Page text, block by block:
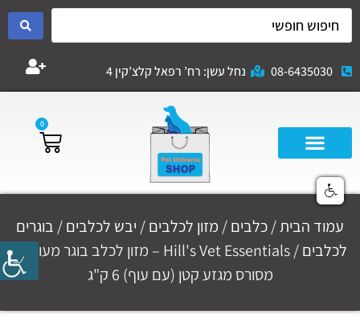
08-6435030 נחל עשן: רח’ רפאל קלצ’קין 4
0
עמוד הבית/כלבים/ מזון לכלבים/ יבש לכלבים/ בוגרים
לכלבים
/ Hill's Vet Essentials – מזון לכלב בוגר מעוקר /
מסורס מגזע קטן (עם עוף) 6 ק"ג